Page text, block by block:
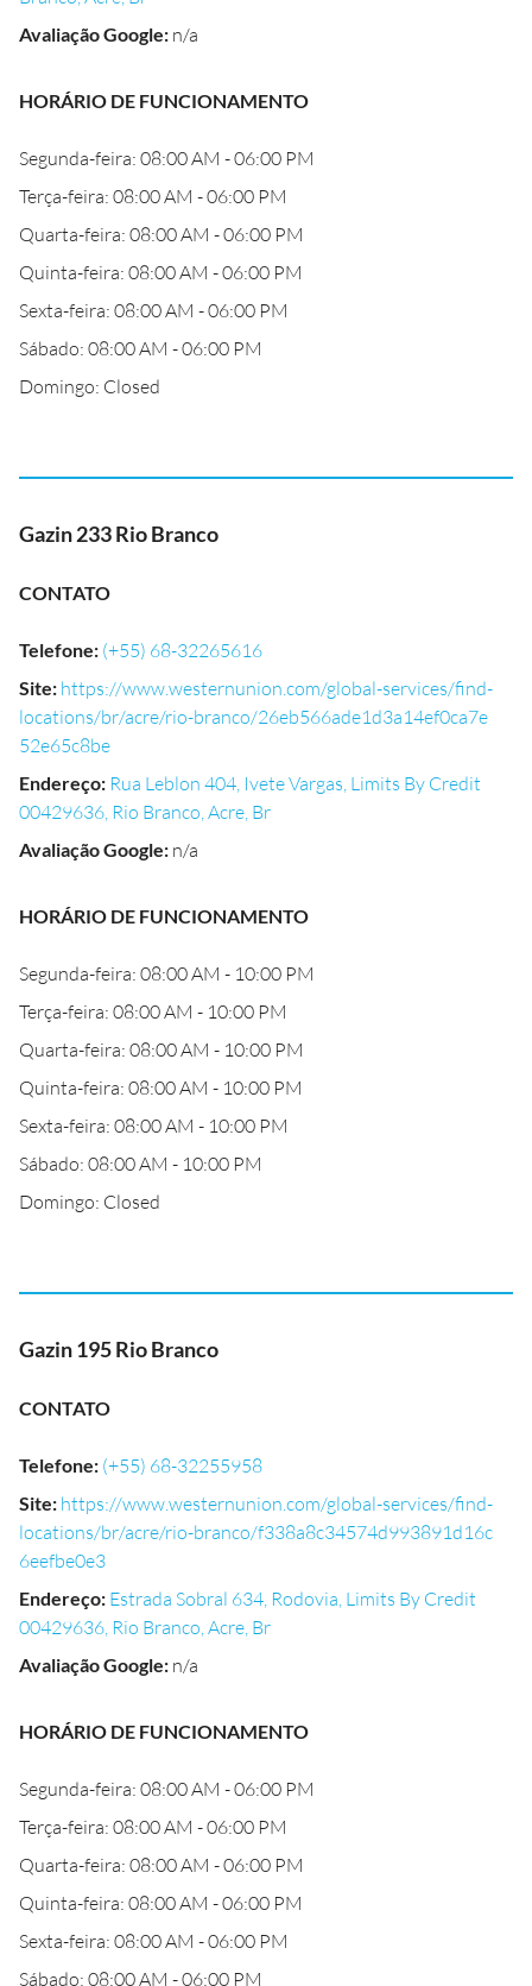
Avaliação Google: n/a
HORÁRIO DE FUNCIONAMENTO
Segunda-feira: 08:00 AM - 06:00 PM
Terça-feira: 08:00 AM - 06:00 PM
Quarta-feira: 08:00 AM - 06:00 PM
Quinta-feira: 08:00 AM - 06:00 PM
Sexta-feira: 08:00 AM - 06:00 PM
Sábado: 08:00 AM - 06:00 PM
Domingo: Closed
Gazin 233 Rio Branco
CONTATO
Telefone: (+55) 68-32265616
Site: https://www.westernunion.com/global-services/find-
locations/br/acre/rio-branco/26eb566ade1d3a14ef0ca7e
52e65c8be
Endereço: Rua Leblon 404, Ivete Vargas, Limits By Credit
00429636, Rio Branco, Acre, Br
Avaliação Google: n/a
HORÁRIO DE FUNCIONAMENTO
Segunda-feira: 08:00 AM - 10:00 PM
Terça-feira: 08:00 AM - 10:00 PM
Quarta-feira: 08:00 AM - 10:00 PM
Quinta-feira: 08:00 AM - 10:00 PM
Sexta-feira: 08:00 AM - 10:00 PM
Sábado: 08:00 AM - 10:00 PM
Domingo: Closed
Gazin 195 Rio Branco
CONTATO
Telefone: (+55) 68-32255958
Site: https://www.westernunion.com/global-services/find-
locations/br/acre/rio-branco/f338a8c34574d993891d16c
6eefbe0e3
Endereço: Estrada Sobral 634, Rodovia, Limits By Credit
00429636, Rio Branco, Acre, Br
Avaliação Google: n/a
HORÁRIO DE FUNCIONAMENTO
Segunda-feira: 08:00 AM - 06:00 PM
Terça-feira: 08:00 AM - 06:00 PM
Quarta-feira: 08:00 AM - 06:00 PM
Quinta-feira: 08:00 AM - 06:00 PM
Sexta-feira: 08:00 AM - 06:00 PM
Sábado: 08:00 AM - 06:00 PM